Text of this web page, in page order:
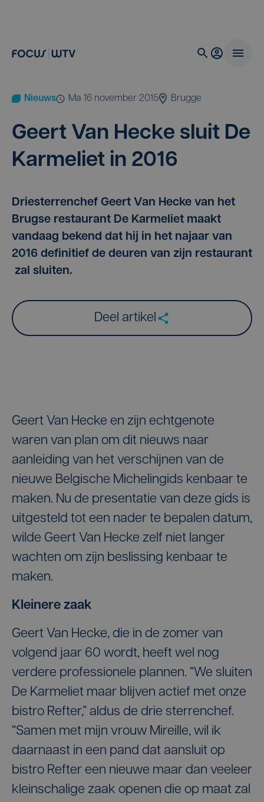
Nieuws ma 16 november 2015 Brugge
Geert Van Hec­ke sluit De
Kar­me­liet in 2016
Driesterrenchef Geert Van Hecke van het
Brugse restaurant De Karmeliet maakt
vandaag bekend dat hij in het najaar van
2016 definitief de deuren van zijn restaurant
zal sluiten.
Deel artikel
Geert Van Hecke en zijn echtgenote
waren van plan om dit nieuws naar
aanleiding van het verschijnen van de
nieuwe Belgische Michelingids kenbaar te
maken. Nu de presentatie van deze gids is
uitgesteld tot een nader te bepalen datum,
wilde Geert Van Hecke zelf niet langer
wachten om zijn beslissing kenbaar te
maken.
Kleinere zaak
Geert Van Hecke, die in de zomer van
volgend jaar 60 wordt, heeft wel nog
verdere professionele plannen. “We sluiten
De Karmeliet maar blijven actief met onze
bistro Refter,” aldus de drie sterrenchef.
“Samen met mijn vrouw Mireille, wil ik
daarnaast in een pand dat aansluit op
bistro Refter een nieuwe maar dan veeleer
kleinschalige zaak openen die op maat zal